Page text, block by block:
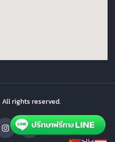
All rights reserved.